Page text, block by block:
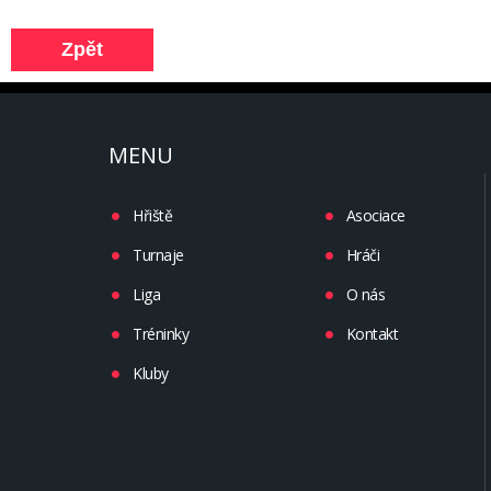
MENU
Hřiště
Turnaje
Liga
Tréninky
Kluby
Asociace
Hráči
O nás
Kontakt